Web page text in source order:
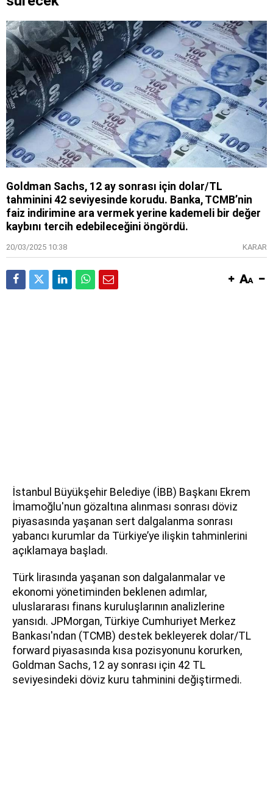
Goldman Sachs, 12 ay sonrası için dolar/TL
tahminini 42 seviyesinde korudu. Banka, TCMB’nin
faiz indirimine ara vermek yerine kademeli bir değer
kaybını tercih edebileceğini öngördü.
20/03/2025 10:38 KARAR
İstanbul Büyükşehir Belediye (İBB) Başkanı Ekrem
İmamoğlu'nun gözaltına alınması sonrası döviz
piyasasında yaşanan sert dalgalanma sonrası
yabancı kurumlar da Türkiye’ye ilişkin tahminlerini
açıklamaya başladı.
Türk lirasında yaşanan son dalgalanmalar ve
ekonomi yönetiminden beklenen adımlar,
uluslararası finans kuruluşlarının analizlerine
yansıdı. JPMorgan, Türkiye Cumhuriyet Merkez
Bankası'ndan (TCMB) destek bekleyerek dolar/TL
forward piyasasında kısa pozisyonunu korurken,
Goldman Sachs, 12 ay sonrası için 42 TL
seviyesindeki döviz kuru tahminini değiştirmedi.